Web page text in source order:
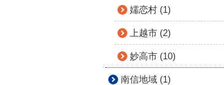
嬬恋村 (1)
上越市 (2)
妙高市 (10)
南信地域 (1)